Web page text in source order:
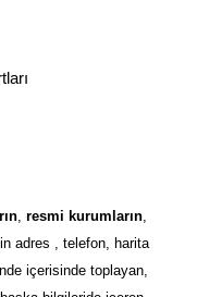
, resmi kurumların,
adres , telefon, harita
içerisinde toplayan,